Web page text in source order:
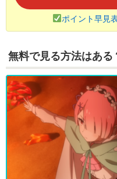
ポイント早見
無料で見る方法はある